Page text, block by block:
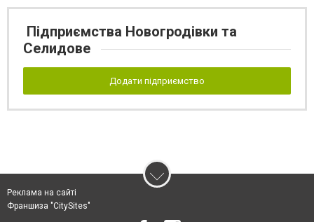
Підприємства Новогродівки та
Селидове
Додати підприємство
Реклама на сайті
Франшиза "CitySites"